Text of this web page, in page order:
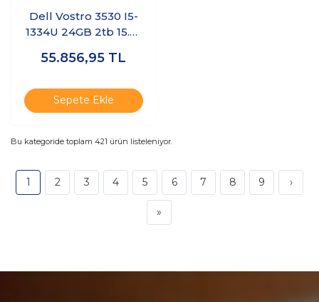
Dell Vostro 3530 I5-
1334U 24GB 2tb 15.6"
N3409PVNB3530U
55.856,95 TL
Sepete Ekle
Bu kategoride toplam 421 ürün listeleniyor.
1 2 3 4 5 6 7 8 9 ›
»